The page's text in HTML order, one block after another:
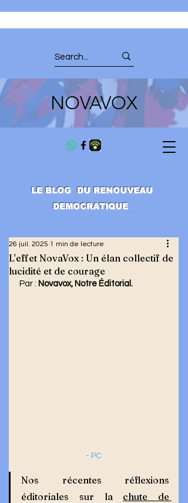
NOVAVOX
LE BLOG DU RENOUVEAU
DEMOCRATIQUE
L'effet NovaVox : Un élan collectif de
lucidité et de courage
26 juil. 2025 1 min de lecture
Par : Novavox, Notre Éditorial.
- PC
Nos récentes réflexions
éditoriales sur la chute de